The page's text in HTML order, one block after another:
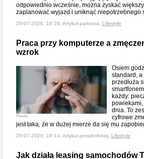
odpowiednio wcześnie, można zyskać
zaplanować wyjazd i uniknąć niepotrzebnego
20-07-2026, 18:20, Artykuł partnera, Lifestyle
Praca przy komputerze a
wzrok
Pexels
Osiem
standard,
przedłuża
każdy:
powiekami,
dnia. To
cyfrowe
jest taka, że w dużej mierze da się mu
20-07-2026, 18:14, Artykuł poradnikowy, Lifestyle
Jak działa leasing samochodów